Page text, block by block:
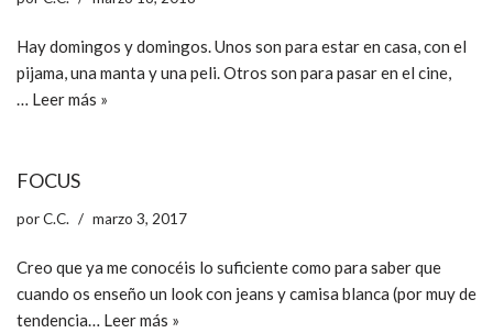
Hay domingos y domingos. Unos son para estar en casa, con el
pijama, una manta y una peli. Otros son para pasar en el cine,
… Leer más »
FOCUS
porC.C. marzo 3, 2017
Creo que ya me conocéis lo suficiente como para saber que
cuando os enseño un look con jeans y camisa blanca (por muy de
tendencia… Leer más »